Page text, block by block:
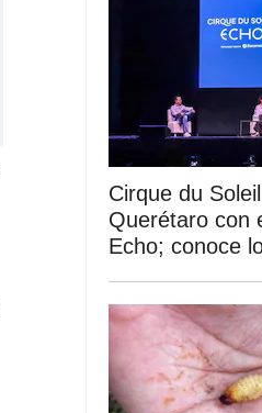
Cirque du
Querétaro con
Echo; conoce